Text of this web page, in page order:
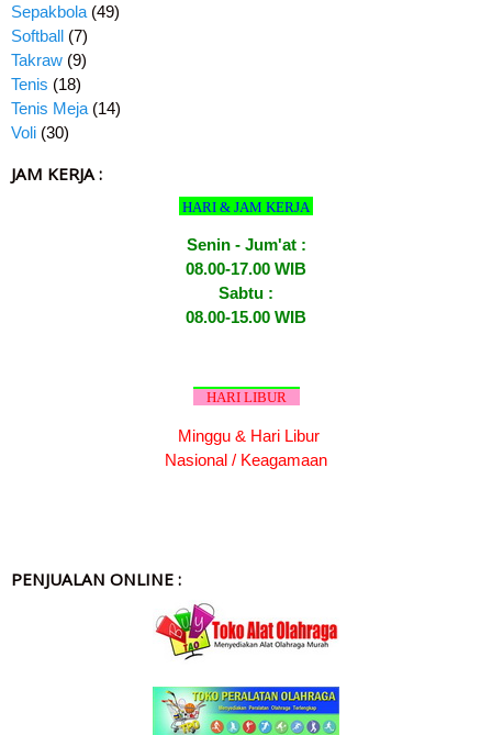
Sepakbola (49)
Softball (7)
Takraw (9)
Tenis (18)
Tenis Meja (14)
Voli (30)
JAM KERJA :
HARI & JAM KERJA
Senin - Jum'at :
08.00-17.00 WIB
Sabtu :
08.00-15.00 WIB
HARI LIBUR
Minggu & Hari Libur
Nasional / Keagamaan
PENJUALAN ONLINE :